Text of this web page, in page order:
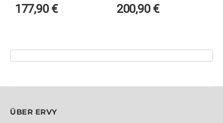
177,90€
200,90€
ÜBER ERVY